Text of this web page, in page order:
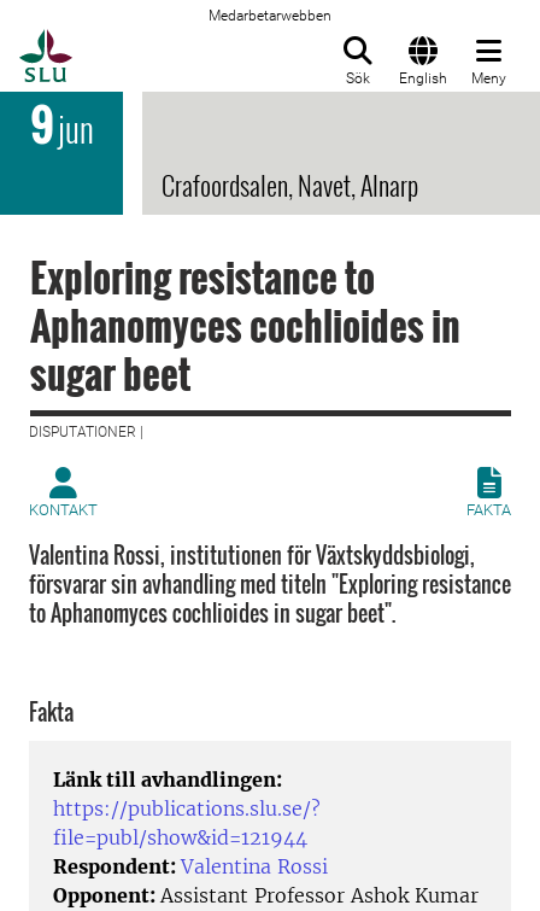
Medarbetarwebben
Sök English Meny
9jun
Crafoordsalen, Navet, Alnarp
Exploring resistance to
Aphanomyces cochlioides in
sugar beet
DISPUTATIONER |
KONTAKT FAKTA
Valentina Rossi, institutionen för Växtskyddsbiologi,
försvarar sin avhandling med titeln "Exploring resistance
to Aphanomyces cochlioides in sugar beet".
Fakta
Länk till avhandlingen:
https://publications.slu.se/?
file=publ/show&id=121944
Respondent:Valentina Rossi
Opponent:Assistant Professor Ashok Kumar